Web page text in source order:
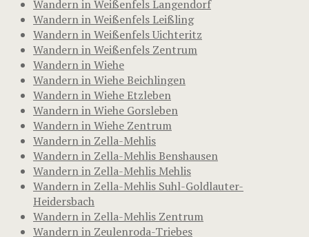
Wandern in Weißenfels Langendorf
Wandern in Weißenfels Leißling
Wandern in Weißenfels Uichteritz
Wandern in Weißenfels Zentrum
Wandern in Wiehe
Wandern in Wiehe Beichlingen
Wandern in Wiehe Etzleben
Wandern in Wiehe Gorsleben
Wandern in Wiehe Zentrum
Wandern in Zella-Mehlis
Wandern in Zella-Mehlis Benshausen
Wandern in Zella-Mehlis Mehlis
Wandern in Zella-Mehlis Suhl-Goldlauter-
Heidersbach
Wandern in Zella-Mehlis Zentrum
Wandern in Zeulenroda-Triebes